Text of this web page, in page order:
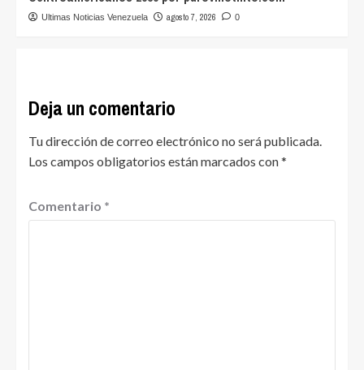
Ultimas Noticias Venezuela agosto 7, 2026 0
Deja un comentario
Tu dirección de correo electrónico no será publicada.
Los campos obligatorios están marcados con*
Comentario *